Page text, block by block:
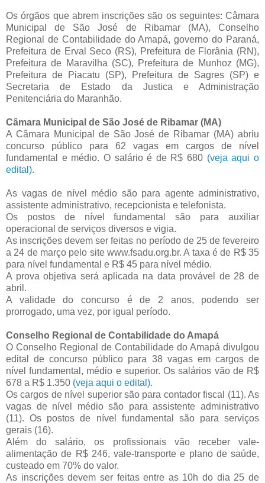
Os órgãos que abrem inscrições são os seguintes: Câmara
Municipal de São José de Ribamar (MA), Conselho
Regional de Contabilidade do Amapá, governo do Paraná,
Prefeitura de Erval Seco (RS), Prefeitura de Florânia (RN),
Prefeitura de Maravilha (SC), Prefeitura de Munhoz (MG),
Prefeitura de Piacatu (SP), Prefeitura de Sagres (SP) e
Secretaria de Estado da Justica e Administração
Penitenciária do Maranhão.
Câmara Municipal de São José de Ribamar (MA)
A Câmara Municipal de São José de Ribamar (MA) abriu
concurso público para 62 vagas em cargos de nível
fundamental e médio. O salário é de R$ 680 (veja aqui o
edital).
As vagas de nível médio são para agente administrativo,
assistente administrativo, recepcionista e telefonista.
Os postos de nível fundamental são para auxiliar
operacional de serviços diversos e vigia.
As inscrições devem ser feitas no período de 25 de fevereiro
a 24 de março pelo site www.fsadu.org.br. A taxa é de R$ 35
para nível fundamental e R$ 45 para nível médio.
A prova objetiva será aplicada na data provável de 28 de
abril.
A validade do concurso é de 2 anos, podendo ser
prorrogado, uma vez, por igual período.
Conselho Regional de Contabilidade do Amapá
O Conselho Regional de Contabilidade do Amapá divulgou
edital de concurso público para 38 vagas em cargos de
nível fundamental, médio e superior. Os salários vão de R$
678 a R$ 1.350 (veja aqui o edital).
Os cargos de nível superior são para contador fiscal (11). As
vagas de nível médio são para assistente administrativo
(11). Os postos de nível fundamental são para serviços
gerais (16).
Além do salário, os profissionais vão receber vale-
alimentação de R$ 246, vale-transporte e plano de saúde,
custeado em 70% do valor.
As inscrições devem ser feitas entre as 10h do dia 25 de